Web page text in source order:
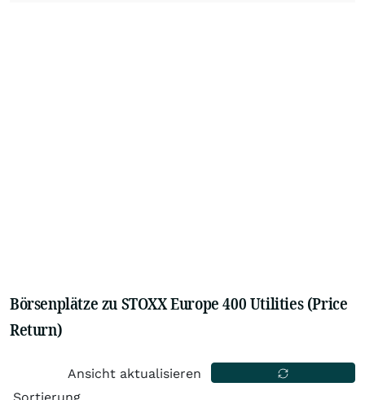
Börsenplätze zu STOXX Europe 400 Utilities (Price
Return)
Ansicht aktualisieren